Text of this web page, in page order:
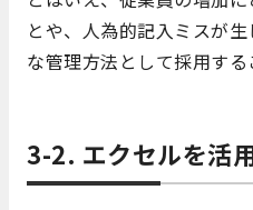
とや、人為的記入ミスが
な管理方法として採用する
3-2. エクセルを活